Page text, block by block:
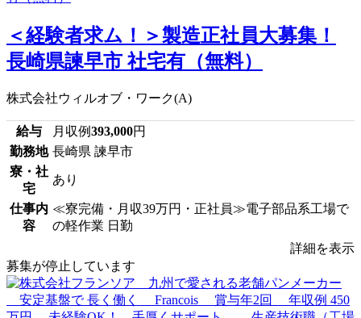
＜経験者求ム！＞製造正社員大募集！
長崎県諫早市 社宅有（無料）
株式会社ウィルオブ・ワーク(A)
給与 月収例393,000円
勤務地 長崎県 諫早市
寮・社
宅
あり
仕事内
容
≪寮完備・月収39万円・正社員≫電子部品系工場で
の軽作業 日勤
詳細を表示
募集が停止しています